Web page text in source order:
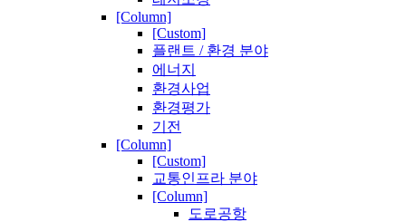
[Column]
[Custom]
플랜트 / 환경 분야
에너지
환경사업
환경평가
기전
[Column]
[Custom]
교통인프라 분야
[Column]
도로공항